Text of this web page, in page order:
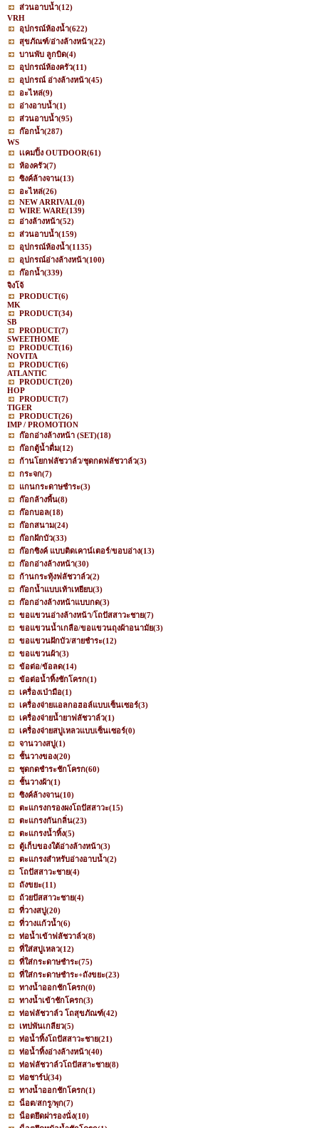
ส่วนอาบน้ำ(12)
VRH
อุปกรณ์ห้องน้ำ(622)
สุขภัณฑ์/อ่างล้างหน้า(22)
บานพับ ลูกบิด(4)
อุปกรณ์ห้องครัว(11)
อุปกรณ์ อ่างล้างหน้า(45)
อะไหล่(9)
อ่างอาบน้ำ(1)
ส่วนอาบน้ำ(95)
ก๊อกน้ำ(287)
WS
เเคมปิ้ง OUTDOOR(61)
ห้องครัว(7)
ซิงค์ล้างจาน(13)
อะไหล่(26)
NEW ARRIVAL(0)
WIRE WARE(139)
อ่างล้างหน้า(52)
ส่วนอาบน้ำ(159)
อุปกรณ์ห้องน้ำ(1135)
อุปกรณ์อ่างล้างหน้า(100)
ก๊อกน้ำ(339)
จิงโจ้
PRODUCT(6)
MK
PRODUCT(34)
SB
PRODUCT(7)
SWEETHOME
PRODUCT(16)
NOVITA
PRODUCT(6)
ATLANTIC
PRODUCT(20)
HOP
PRODUCT(7)
TIGER
PRODUCT(26)
IMP / PROMOTION
ก๊อกอ่างล้างหน้า (SET)(18)
ก๊อกตู้น้ำดื่ม(12)
ก้านโยกฟลัชวาล์ว/ชุดกดฟลัชวาล์ว(3)
กระจก(7)
แกนกระดาษชำระ(3)
ก๊อกล้างพื้น(8)
ก๊อกบอล(18)
ก๊อกสนาม(24)
ก๊อกฝักบัว(33)
ก๊อกซิงค์ แบบติดเคาน์เตอร์/ขอบอ่าง(13)
ก๊อกอ่างล้างหน้า(30)
ก้านกระทุ้งฟลัชวาล์ว(2)
ก๊อกน้ำแบบเท้าเหยียบ(3)
ก๊อกอ่างล้างหน้าแบบกด(3)
ขอแขวนอ่างล้างหน้า/โถปัสสาวะชาย(7)
ขอแขวนน้ำเกลือ/ขอแขวนถุงผ้าอนามัย(3)
ขอแขวนฝักบัว/สายชำระ(12)
ขอแขวนผ้า(3)
ข้อต่อ/ข้อลด(14)
ข้อต่อน้ำทิ้งชักโครก(1)
เครื่องเป่ามือ(1)
เครื่องจ่ายแอลกอฮอล์แบบเซ็นเซอร์(3)
เครื่องจ่ายน้ำยาฟลัชวาล์ว(1)
เครื่องจ่ายสบู่เหลวแบบเซ็นเซอร์(0)
จานวางสบู่(1)
ชั้นวางของ(20)
ชุดกดชำระชักโครก(60)
ชั้นวางผ้า(1)
ซิงค์ล้างจาน(10)
ตะแกรงกรองผงโถปัสสาวะ(15)
ตะแกรงกันกลิ่น(23)
ตะแกรงน้ำทิ้ง(5)
ตู้เก็บของใต้อ่างล้างหน้า(3)
ตะแกรงสำหรับอ่างอาบน้ำ(2)
โถปัสสาวะชาย(4)
ถังขยะ(11)
ถ้วยปัสสาวะชาย(4)
ที่วางสบู่(20)
ที่วางแก้วน้ำ(6)
ท่อน้ำเข้าฟลัชวาล์ว(8)
ที่ใส่สบู่เหลว(12)
ที่ใส่กระดาษชำระ(75)
ที่ใส่กระดาษชำระ+ถังขยะ(23)
ทางน้ำออกชักโครก(0)
ทางน้ำเข้าชักโครก(3)
ท่อฟลัชวาล์ว โถสุขภัณฑ์(42)
เทปพันเกลียว(5)
ท่อน้ำทิ้งโถปัสสาวะชาย(21)
ท่อน้ำทิ้งอ่างล้างหน้า(40)
ท่อฟลัชวาล์วโถปัสสาะชาย(8)
ท่อชาร์ป(34)
ทางน้ำออกชักโครก(1)
น็อต/สกรู/พุก(7)
น็อตยึดฝารองนั่ง(10)